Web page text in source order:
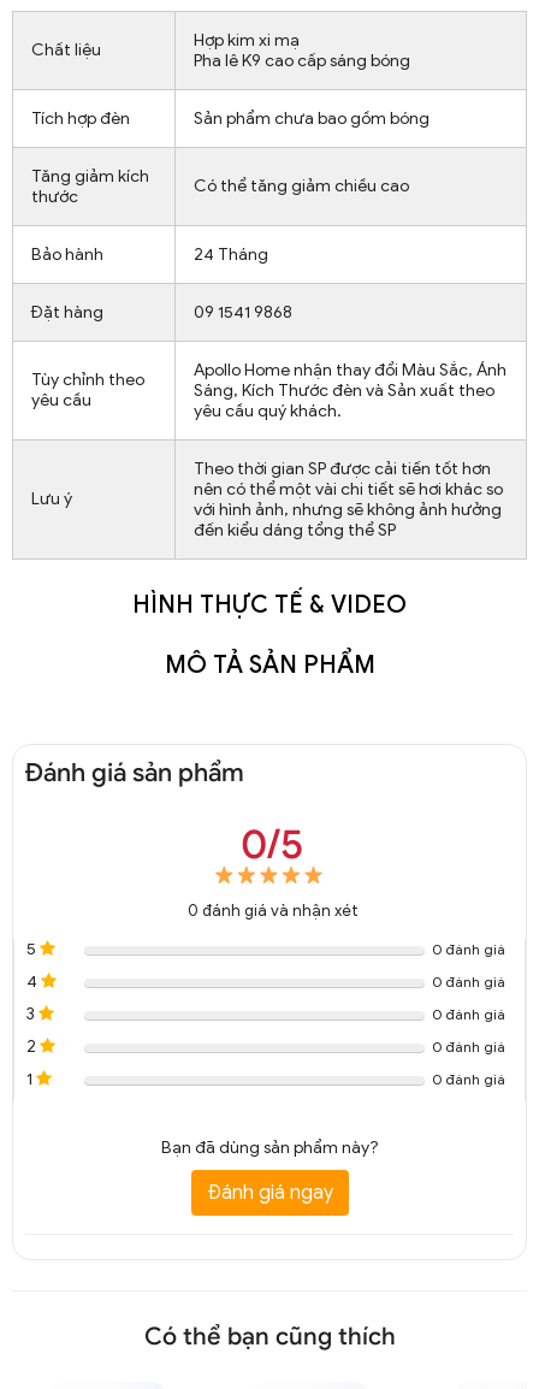
Chất liệu
Hợp kim xi mạ
Pha lê K9 cao cấp sáng bóng
Tích hợp đèn Sản phẩm chưa bao gồm bóng
Tăng giảm kích
thước
Có thể tăng giảm chiều cao
Bảo hành 24 Tháng
Đặt hàng 09 1541 9868
Tùy chỉnh theo
yêu cầu
Apollo Home nhận thay đổi Màu Sắc, Ánh
Sáng, Kích Thước đèn và Sản xuất theo
yêu cầu quý khách.
Lưu ý
Theo thời gian SP được cải tiến tốt hơn
nên có thể một vài chi tiết sẽ hơi khác so
với hình ảnh, nhưng sẽ không ảnh hưởng
đến kiểu dáng tổng thể SP
HÌNH THỰC TẾ & VIDEO
MÔ TẢ SẢN PHẨM
Đánh giá sản phẩm
0/5
0 đánh giá và nhận xét
5
0 đánh giá
4 0 đánh giá
3 0 đánh giá
2 0 đánh giá
1 0 đánh giá
Bạn đã dùng sản phẩm này?
Đánh giá ngay
Có thể bạn cũng thích